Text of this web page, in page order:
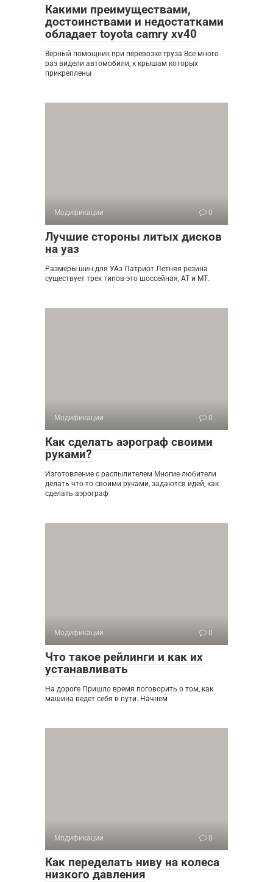
Какими преимуществами,
достоинствами и недостатками
обладает toyota camry xv40
Верный помощник при перевозке груза Все много
раз видели автомобили, к крышам которых
прикреплены
Модификации 0
Лучшие стороны литых дисков
на уаз
Размеры шин для УАз Патриот Летняя резина
существует трех типов-это шоссейная, АТ и МТ.
Модификации 0
Как сделать аэрограф своими
руками?
Изготовление с распылителем Многие любители
делать что-то своими руками, задаются идей, как
сделать аэрограф
Модификации 0
Что такое рейлинги и как их
устанавливать
На дороге Пришло время поговорить о том, как
машина ведет себя в пути. Начнем
Модификации 0
Как переделать ниву на колеса
низкого давления